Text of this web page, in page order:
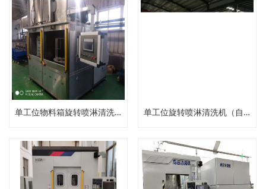
单工位物料箱旋转喷淋清洗机 单工位旋转喷淋清洗机（自动压力清洗机）